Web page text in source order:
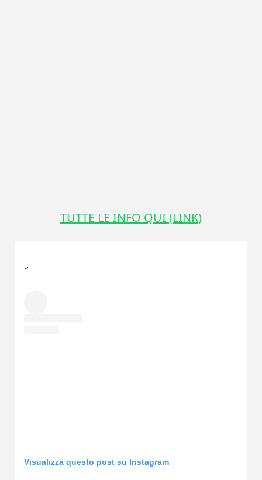
TUTTE LE INFO QUI (LINK)
Visualizza questo post su Instagram